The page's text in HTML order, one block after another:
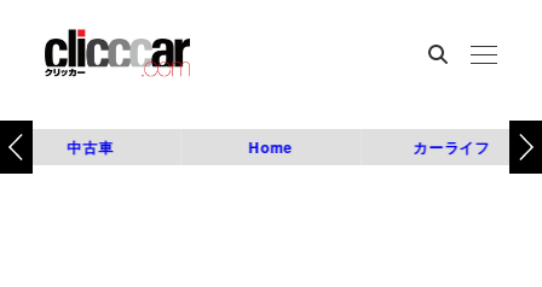
中古車 Home カーライフ